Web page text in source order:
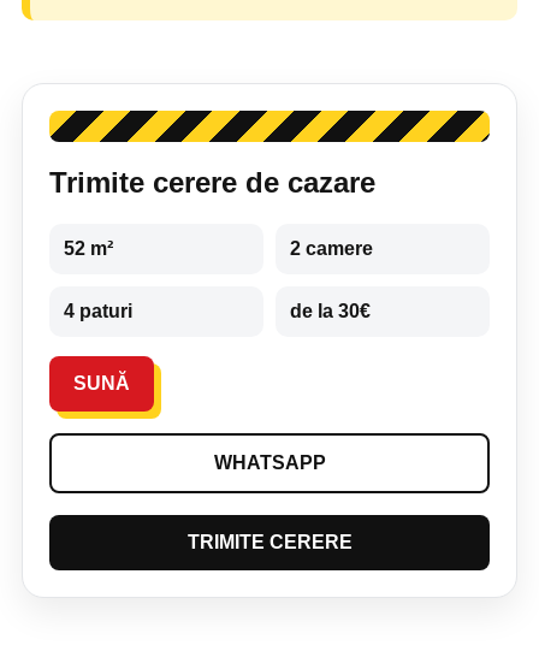
Trimite cerere de cazare
52 m² 2 camere
4 paturi de la 30€
SUNĂ
WHATSAPP
TRIMITE CERERE